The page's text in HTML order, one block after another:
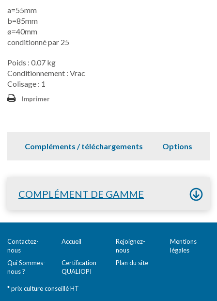
a=55mm
b=85mm
ø=40mm
conditionné par 25
Poids : 0.07 kg
Conditionnement : Vrac
Colisage : 1
Imprimer
Compléments / téléchargements Options
COMPLÉMENT DE GAMME
Contactez-
nous
Accueil
Rejoignez-
nous
Mentions
légales
Qui Sommes-
nous ?
Certification
QUALIOPI
Plan du site
* prix culture conseillé HT